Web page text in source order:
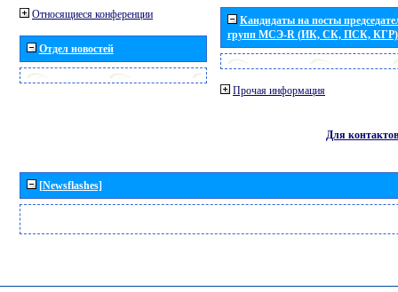
Относящиеся конференции
Отдел новостей
Кандидаты на посты
групп МСЭ-R (ИК, СК, ПСК, КГР)
Прочая информация
Для контактов
[Newsflashes]